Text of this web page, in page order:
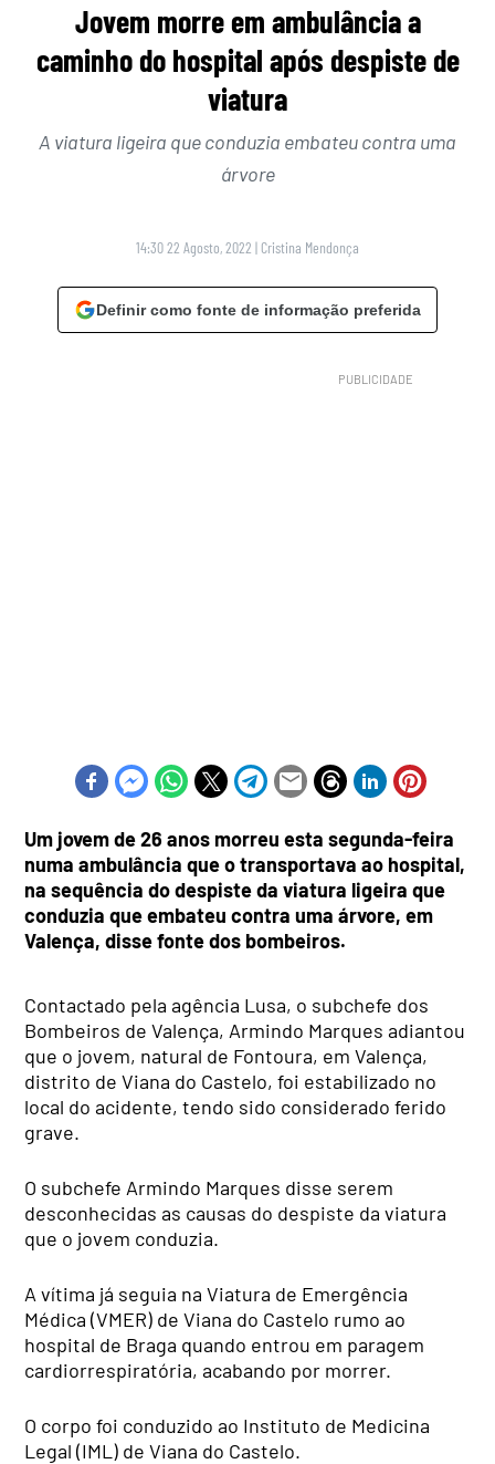
Jovem morre em ambulância a
caminho do hospital após despiste de
viatura
A viatura ligeira que conduzia embateu contra uma
árvore
14:30 22 Agosto, 2022 | Cristina Mendonça
Definir como fonte de informação preferida
Um jovem de 26 anos morreu esta segunda-feira
numa ambulância que o transportava ao hospital,
na sequência do despiste da viatura ligeira que
conduzia que embateu contra uma árvore, em
Valença, disse fonte dos bombeiros.
Contactado pela agência Lusa, o subchefe dos
Bombeiros de Valença, Armindo Marques adiantou
que o jovem, natural de Fontoura, em Valença,
distrito de Viana do Castelo, foi estabilizado no
local do acidente, tendo sido considerado ferido
grave.
O subchefe Armindo Marques disse serem
desconhecidas as causas do despiste da viatura
que o jovem conduzia.
A vítima já seguia na Viatura de Emergência
Médica (VMER) de Viana do Castelo rumo ao
hospital de Braga quando entrou em paragem
cardiorrespiratória, acabando por morrer.
O corpo foi conduzido ao Instituto de Medicina
Legal (IML) de Viana do Castelo.